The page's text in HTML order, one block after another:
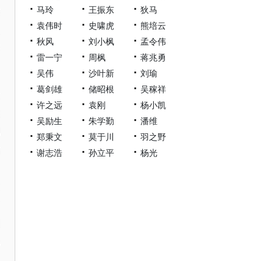
马玲
王振东
狄马
袁伟时
史啸虎
熊培云
秋风
刘小枫
孟令伟
雷一宁
周枫
蒋兆勇
吴伟
沙叶新
刘瑜
葛剑雄
储昭根
吴稼祥
许之远
袁刚
杨小凯
吴励生
朱学勤
潘维
郑秉文
莫于川
羽之野
谢志浩
孙立平 杨光